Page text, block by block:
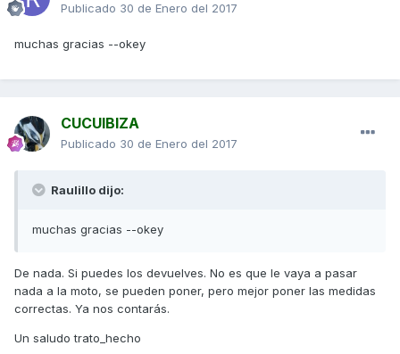
Publicado 30 de Enero del 2017
muchas gracias --okey
CUCUIBIZA
Publicado 30 de Enero del 2017
Raulillo dijo:
muchas gracias --okey
De nada. Si puedes los devuelves. No es que le vaya a pasar
nada a la moto, se pueden poner, pero mejor poner las medidas
correctas. Ya nos contarás.
Un saludo trato_hecho